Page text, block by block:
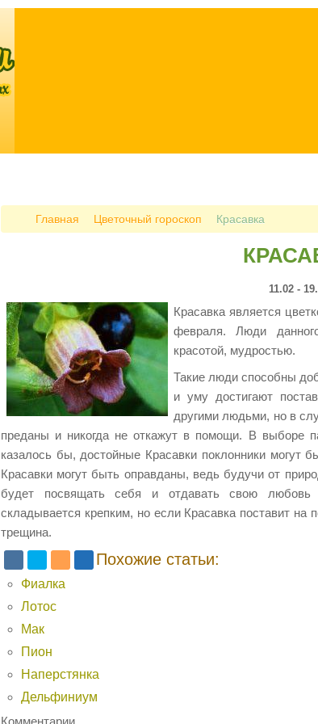
Главная Цветочный гороскоп Красавка
11.02 -
Красавка является
февраля. Люди
красотой, мудростью.
Такие люди способны
и уму достигают
другими людьми, но в
преданы и никогда не откажут в помощи. В выборе
казалось бы, достойные Красавки поклонники могут
Красавки могут быть оправданы, ведь будучи от
будет посвящать себя и отдавать свою любовь
складывается крепким, но если Красавка поставит на
трещина.
Похожие статьи:
Фиалка
Лотос
Мак
Пион
Наперстянка
Дельфиниум
Комментарии